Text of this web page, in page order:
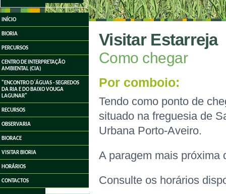
INÍCIO
BIORIA
PERCURSOS
CENTRO DE INTERPRETAÇÃO
AMBIENTAL (CIA)
"ENCONTRO D´ÁGUAS - SEGREDOS
DA RIA E DO BAIXO VOUGA
LAGUNAR"
RECURSOS
OBSERVARIA
BIORACE
VISITAR BIORIA
HORÁRIOS
CONTACTOS
Visitar Estarreja
Como chegar
Por comboio:
Tendo como ponto de
situado na freguesia de
Urbana Porto-Aveiro.
A paragem mais próxima
Consulte os horários